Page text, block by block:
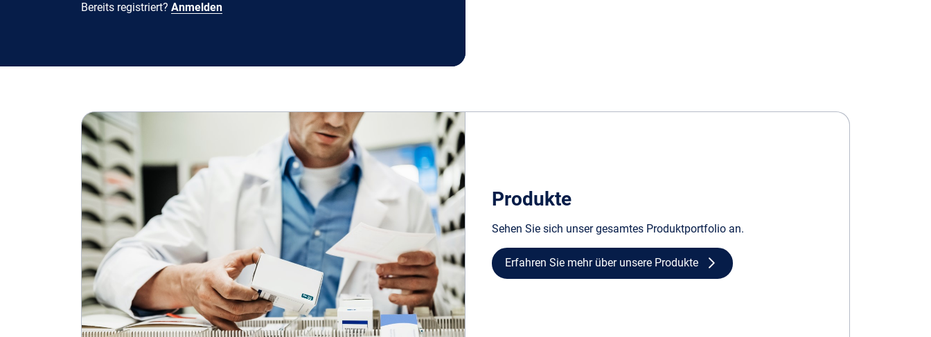
Bereits registriert? Anmelden
Produkte
Sehen Sie sich unser gesamtes Produktportfolio an.
Erfahren Sie mehr über unsere Produkte